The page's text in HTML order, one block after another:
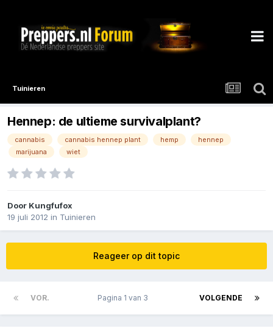
Tuinieren
Hennep: de ultieme survivalplant?
cannabis cannabis hennep plant hemp
hennep
marijuana
wiet
Door Kungfufox
19 juli 2012 in Tuinieren
Reageer op dit topic
VOR. VOLGENDE
Pagina 1 van 3